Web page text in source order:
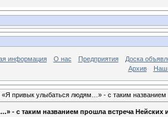
информация О нас Предприятия
Доска
Архив
«Я привык улыбаться людям…» - с таким
- с таким названием прошла встреча Нейских